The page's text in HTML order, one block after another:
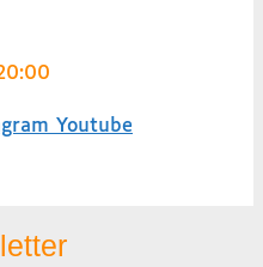
Youtube